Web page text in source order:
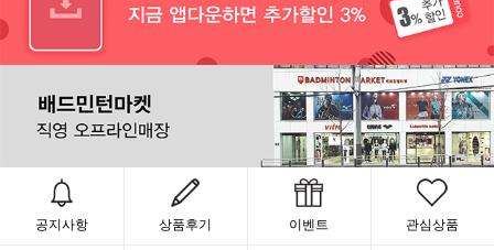
공지사항 상품후기 이벤트 관심상품